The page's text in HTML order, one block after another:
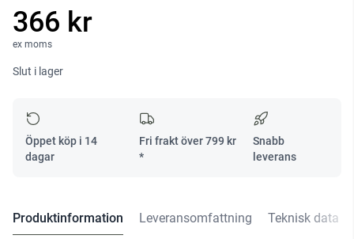
366 kr
ex moms
Slut i lager
Öppet köp i 14
dagar
Fri frakt över799 kr
*
Snabb
leverans
Produktinformation Leveransomfattning Teknisk data